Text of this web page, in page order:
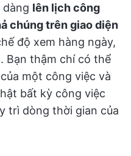
dàng lên lịch công
chúng trên giao diện
độ xem hàng ngày,
Bạn thậm chí có thể
một công việc và
bất kỳ công việc
trì dòng thời gian của